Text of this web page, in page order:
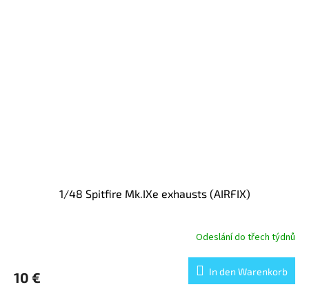
1/48 Spitfire Mk.IXe exhausts (AIRFIX)
Odeslání do třech týdnů
10 € In den Warenkorb